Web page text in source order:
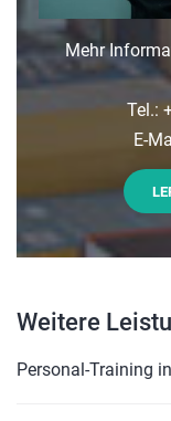
Mehr
Tel.:
E-
Weitere
Personal-Training